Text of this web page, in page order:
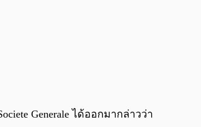
0:00 0:00
Generale ได้ออกมากล่าวว่า